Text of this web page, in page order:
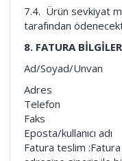
7.4. Ürün sevkiyat
tarafından
8. FATURA
Ad/Soyad/Unvan
Adres
Telefon
Faks
Eposta/kullanıcı adı
Fatura teslim